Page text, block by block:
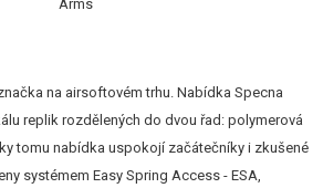
zbraň, která bude hned po vybalení z krabice
na airsoftovém trhu. Nabídka Specna
replik rozdělených do dvou řad: polymerová
tomu nabídka uspokojí začátečníky i zkušené
systémem Easy Spring Access - ESA,